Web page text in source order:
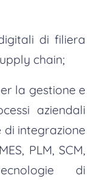
di filiera
chain;
la gestione e
aziendali
integrazione
PLM, SCM,
di